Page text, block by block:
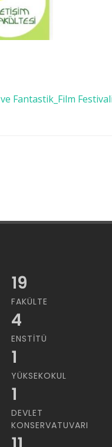
Fantastik_Film
19
FAKÜLTE
4
ENSTITÜ
1
YÜKSEKOKUL
1
DEVLET
KONSERVATUVARI